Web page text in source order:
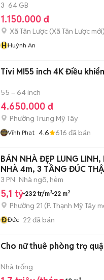
3 64 GB
1.150.000 đ
Xã Tân Lược (Xã Tân Lược mới)
HHuỳnh An
Tivi MI55 inch 4K Điều
55 – 64 inch
4.650.000 đ
Phường Trung Mỹ Tây
Vĩnh Phat 4.6 616 đã bán
BÁN NHÀ ĐẸP LUNG LINH,
NHÀ 4m, 3 TẦNG ĐÚC
THƯỢNG
3 PN Nhà ngõ, hẻm
5,1 tỷ 232 tr/m² 22 m²
Phường 21 (P. Thạnh Mỹ Tây
ĐĐức 22 đã bán
Cho nữ thuê phòng trọ
Nhà trống